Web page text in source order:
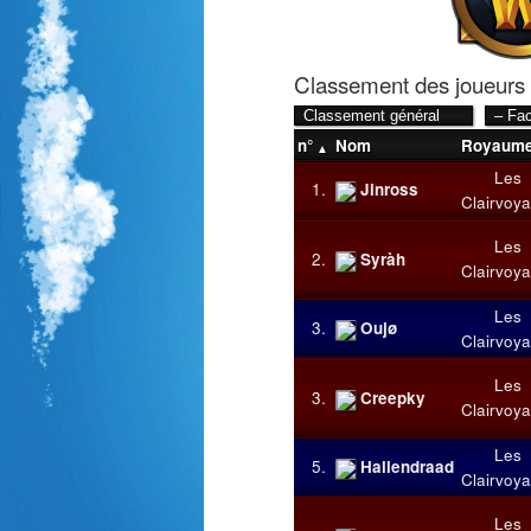
Classement des joueurs
n° Nom
1.
Jinross
Les
2. Syràh
Les
3. Oujø
Les
3. Creepky
Les
5. Hallendraad
Les
Les